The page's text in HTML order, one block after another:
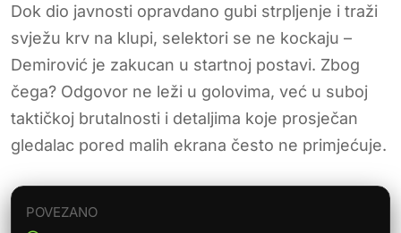
Dok dio javnosti opravdano gubi strpljenje i traži
svježu krv na klupi, selektori se ne kockaju –
Demirović je zakucan u startnoj postavi. Zbog
čega? Odgovor ne leži u golovima, već u suboj
taktičkoj brutalnosti i detaljima koje prosječan
gledalac pored malih ekrana često ne primjećuje.
POVEZANO